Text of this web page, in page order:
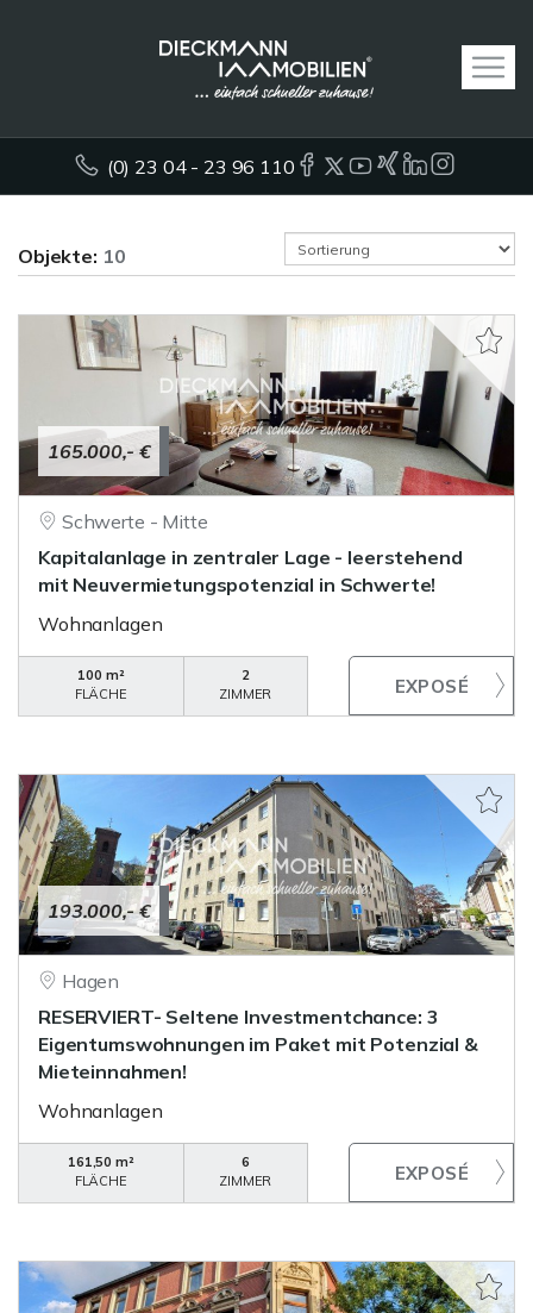
(0) 23 04 - 23 96 110
Objekte: 10
165.000,- €
Schwerte - Mitte
Kapitalanlage in zentraler Lage - leerstehend
mit Neuvermietungspotenzial in Schwerte!
Wohnanlagen
100 m²
FLÄCHE
2
ZIMMER
193.000,- €
Hagen
RESERVIERT- Seltene Investmentchance: 3
Eigentumswohnungen im Paket mit Potenzial &
Mieteinnahmen!
Wohnanlagen
161,50 m²
FLÄCHE
6
ZIMMER